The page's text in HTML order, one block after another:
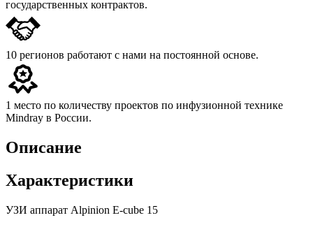
государственных контрактов.
10 регионов работают с нами на постоянной основе.
1 место по количеству проектов по инфузионной технике
Mindray в России.
Описание
Характеристики
УЗИ аппарат Alpinion E-cube 15